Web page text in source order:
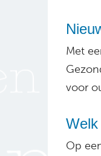
Met
voor
Op